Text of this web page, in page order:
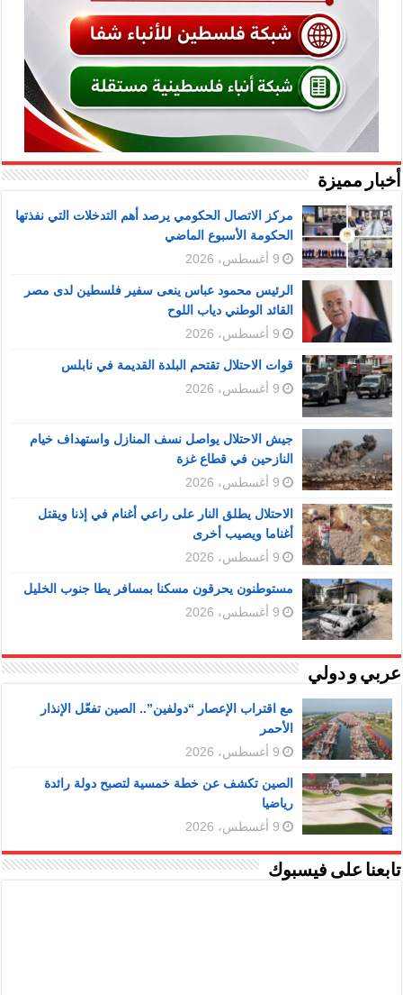
أخبار مميزة
مركز الاتصال الحكومي يرصد أهم التدخلات التي نفذتها
الحكومة الأسبوع الماضي
9 أغسطس، 2026
الرئيس محمود عباس ينعى سفير فلسطين لدى مصر
القائد الوطني دياب اللوح
9 أغسطس، 2026
قوات الاحتلال تقتحم البلدة القديمة في نابلس
9 أغسطس، 2026
جيش الاحتلال يواصل نسف المنازل واستهداف خيام
النازحين في قطاع غزة
9 أغسطس، 2026
الاحتلال يطلق النار على راعي أغنام في إذنا ويقتل
أغناما ويصيب أخرى
9 أغسطس، 2026
مستوطنون يحرقون مسكنا بمسافر يطا جنوب الخليل
9 أغسطس، 2026
عربي و دولي
مع اقتراب الإعصار “دولفين”.. الصين تفعّل الإنذار
الأحمر
9 أغسطس، 2026
الصين تكشف عن خطة خمسية لتصبح دولة رائدة
رياضيا
9 أغسطس، 2026
تابعنا على فيسبوك